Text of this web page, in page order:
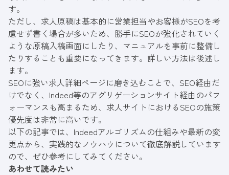
す。
ただし、求人原稿は基本的に営業担当やお客様がSEOを考
慮せず書く場合が多いため、勝手にSEOが強化されていく
ような原稿入稿画面にしたり、マニュアルを事前に整備し
たりすることも重要になってきます。詳しい方法は後述し
ます。
SEOに強い求人詳細ページに磨き込むことで、SEO経由だ
けでなく、Indeed等のアグリゲーションサイト経由のパフ
ォーマンスも高まるため、求人サイトにおけるSEOの施策
優先度は非常に高いです。
以下の記事では、Indeedアルゴリズムの仕組みや最新の変
更点から、実践的なノウハウについて徹底解説しています
ので、ぜひ参考にしてみてください。
あわせて読みたい